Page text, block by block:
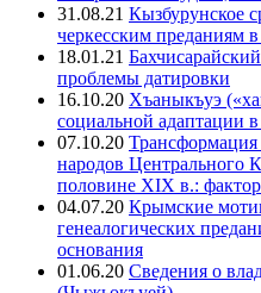
31.08.21 Кызбурунское
черкесским преданиям
18.01.21
проблемы датировки
16.10.20 Хъаныкъуэ
социальной адаптации
07.10.20 Трансформация
народов Центрального
половине XIX в.:
04.07.20 Крымские
генеалогических
основания
01.06.20 Сведения о